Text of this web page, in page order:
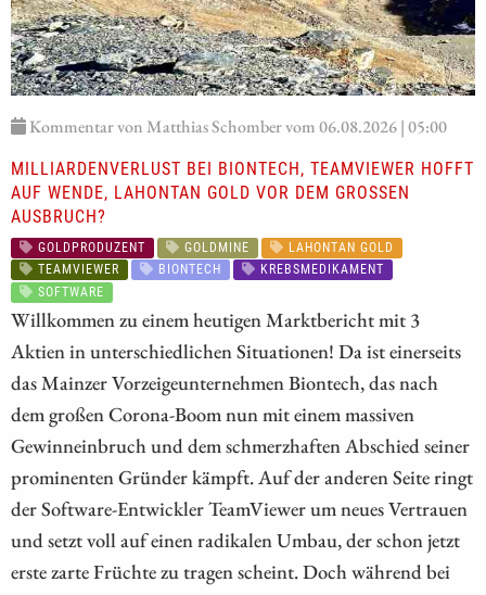
Kommentar von Matthias Schomber vom 06.08.2026 | 05:00
MILLIARDENVERLUST BEI BIONTECH, TEAMVIEWER HOFFT
AUF WENDE, LAHONTAN GOLD VOR DEM GROSSEN A
USBRUCH?
GOLDPRODUZENT GOLDMINE
LAHONTAN GOLD
TEAMVIEWER
BIONTECH
KREBSMEDIKAMENT
SOFTWARE
Willkommen zu einem heutigen Marktbericht mit 3
Aktien in unterschiedlichen Situationen! Da ist einerseits
das Mainzer Vorzeigeunternehmen Biontech, das nach
dem großen Corona-Boom nun mit einem massiven
Gewinneinbruch und dem schmerzhaften Abschied seiner
prominenten Gründer kämpft. Auf der anderen Seite ringt
der Software-Entwickler TeamViewer um neues Vertrauen
und setzt voll auf einen radikalen Umbau, der schon jetzt
erste zarte Früchte zu tragen scheint. Doch während bei